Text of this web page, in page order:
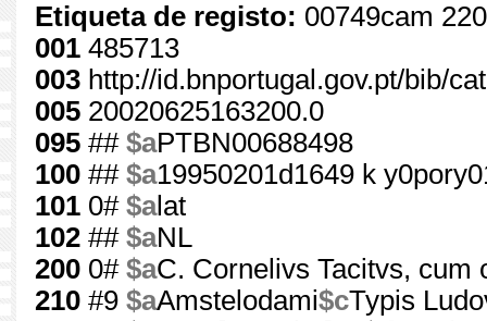
Etiqueta de registo: 00749cam
001 485713
003 http://id.bnportugal.gov.pt/bib/
005 20020625163200.0
095 ## $aPTBN00688498
100 ## $a19950201d1649 k
101 0# $alat
102 ## $aNL
200 0# $aC. Cornelivs Tacitvs, cum
210 #9 $aAmstelodami$cTypis